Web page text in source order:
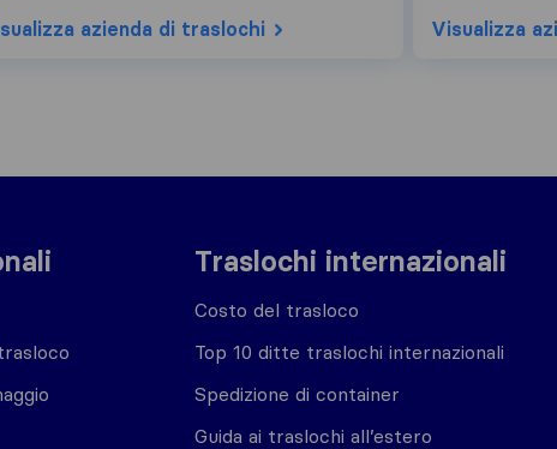
azienda di traslochi Visualizza
Traslochi internazionali
Costo del trasloco
Top 10 ditte traslochi internazionali
Spedizione di container
Guida ai traslochi all’estero